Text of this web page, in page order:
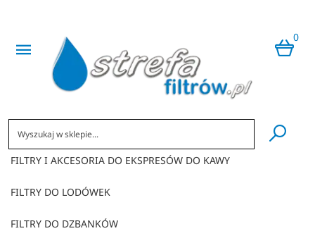
0
​
FILTRY I AKCESORIA DO EKSPRESÓW DO KAWY
FILTRY DO LODÓWEK
FILTRY DO DZBANKÓW